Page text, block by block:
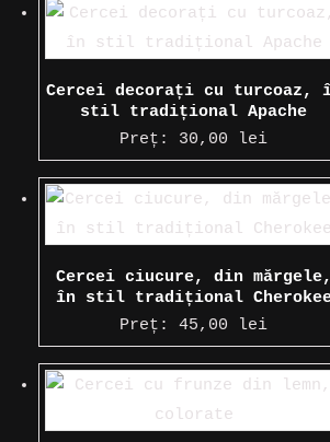
Cercei decorați cu turcoaz,
stil tradițional Apache
Preț: 30,00 lei
Cercei ciucure, din mărgele,
în stil tradițional
Preț:45,00 lei